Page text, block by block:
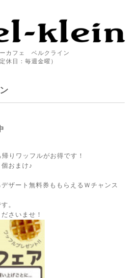
カフェ ベルクライン
定休日：毎週金曜）
りワッフルがお得です！
おまけ♪
ザート無料券ももらえるＷチャンス
。
さいませ！